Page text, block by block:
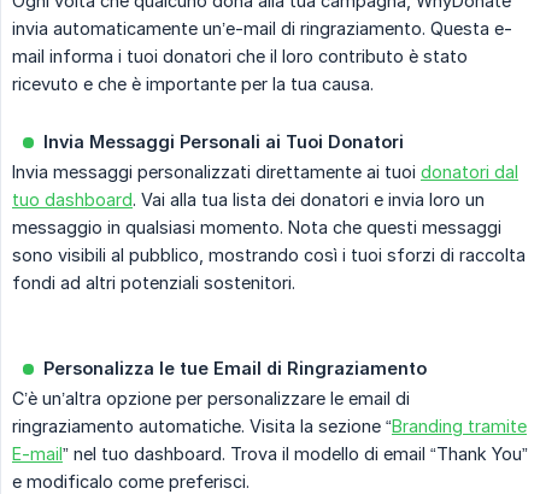
invia automaticamente un’e-mail di ringraziamento. Questa e-
mail informa i tuoi donatori che il loro contributo è stato
ricevuto e che è importante per la tua causa.
Invia Messaggi Personali ai Tuoi Donatori
Invia messaggi personalizzati direttamente ai tuoi donatori dal
tuo dashboard. Vai alla tua lista dei donatori e invia loro un
messaggio in qualsiasi momento. Nota che questi messaggi
sono visibili al pubblico, mostrando così i tuoi sforzi di raccolta
fondi ad altri potenziali sostenitori.
Personalizza le tue Email di Ringraziamento
C’è un’altra opzione per personalizzare le email di
ringraziamento automatiche. Visita la sezione “Branding tramite
E-mail” nel tuo dashboard. Trova il modello di email “Thank You”
e modificalo come preferisci.